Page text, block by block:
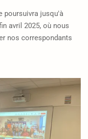
poursuivra jusqu'à
avril 2025, où nous
nos correspondants